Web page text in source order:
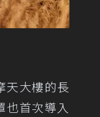
天大樓的長
也首次導入